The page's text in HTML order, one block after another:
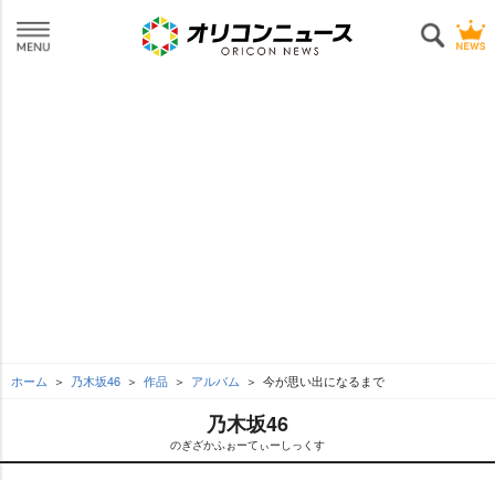
ホーム 乃木坂46 作品 アルバム 今が思い出になるまで
乃木坂46
のぎざかふぉーてぃーしっくす